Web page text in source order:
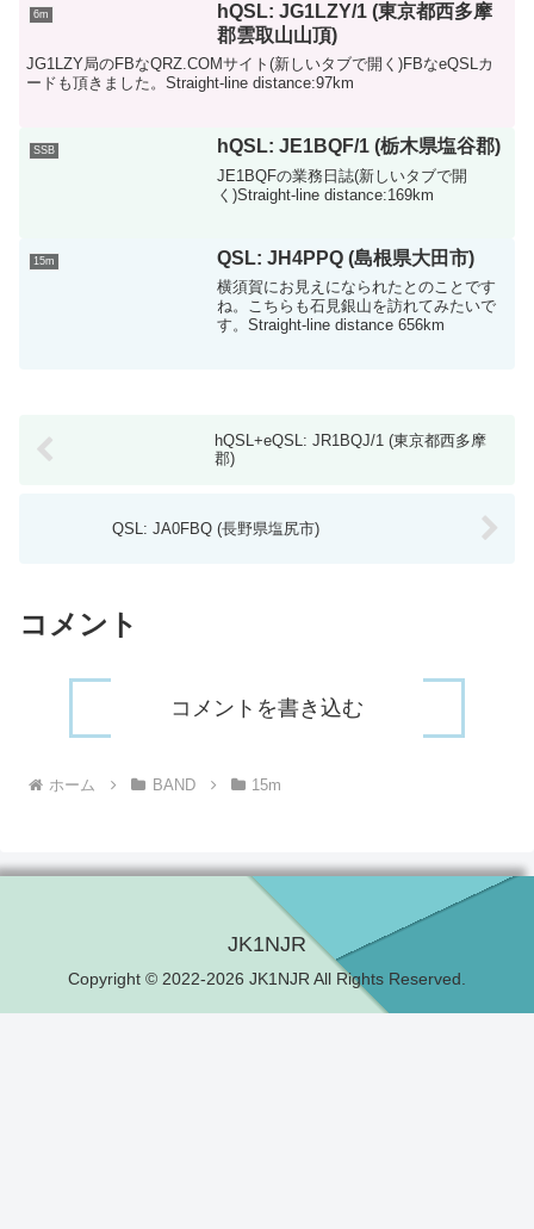
6m
hQSL: JG1LZY/1 (東京都西多摩
郡雲取山山頂)
JG1LZY局のFBなQRZ.COMサイト(新しいタブで開く)FBなeQSLカ
ードも頂きました。Straight-line distance:97km
SSB hQSL: JE1BQF/1 (栃木県塩谷郡)
JE1BQFの業務日誌(新しいタブで開
く)Straight-line distance:169km
15m QSL: JH4PPQ (島根県大田市)
横須賀にお見えになられたとのことです
ね。こちらも石見銀山を訪れてみたいで
す。Straight-line distance 656km
hQSL+eQSL: JR1BQJ/1 (東京都西多摩
郡)
QSL: JA0FBQ (長野県塩尻市)
コメント
コメントを書き込む
ホーム BAND 15m
JK1NJR
Copyright © 2022-2026 JK1NJR All Rights Reserved.